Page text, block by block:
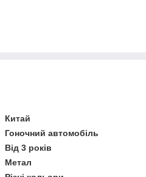
Китай
Гоночний автомобіль
Від 3 років
Метал